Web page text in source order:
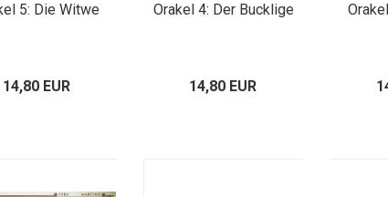
5: Die Witwe
14,80 EUR
Orakel 4: Der Bucklige
14,80 EUR